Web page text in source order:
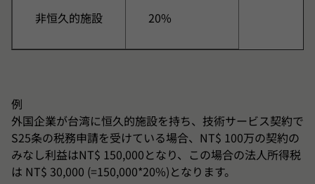
非恒久的施設 20%
例
外国企業が台湾に恒久的施設を持ち、技術サービス契約で
S25条の税務申請を受けている場合、NT$ 100万の契約の
みなし利益はNT$ 150,000となり、この場合の法人所得税
は NT$ 30,000 (=150,000*20%)となります。